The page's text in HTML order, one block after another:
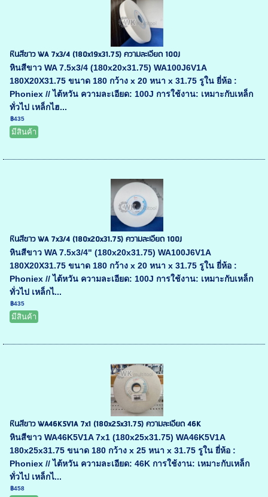
หินสีขาว WA 7x3/4 (180x19x31.75) ความละเอียด 100J
หินสีขาว WA 7.5x3/4 (180x20x31.75) WA100J6V1A
180X20X31.75 ขนาด 180 กว้าง x 20 หนา x 31.75 รูใน ยี่ห้อ :
Phoniex // ไต้หวัน ความละเอียด: 100J การใช้งาน: เหมาะกับเหล็ก
ทั่วไป เหล็กไฮ...
฿435
มีสินค้า
หินสีขาว WA 7x3/4 (180x20x31.75) ความละเอียด 100J
หินสีขาว WA 7.5x3/4" (180x20x31.75) WA100J6V1A
180X20X31.75 ขนาด 180 กว้าง x 20 หนา x 31.75 รูใน ยี่ห้อ :
Phoniex // ไต้หวัน ความละเอียด: 100J การใช้งาน: เหมาะกับเหล็ก
ทั่วไป เหล็กไ...
฿435
มีสินค้า
หินสีขาว WA46K5V1A 7x1 (180x25x31.75) ความละเอียด 46K
หินสีขาว WA46K5V1A 7x1 (180x25x31.75) WA46K5V1A
180x25x31.75 ขนาด 180 กว้าง x 25 หนา x 31.75 รูใน ยี่ห้อ :
Phoniex // ไต้หวัน ความละเอียด: 46K การใช้งาน: เหมาะกับเหล็ก
ทั่วไป เหล็กไ...
฿458